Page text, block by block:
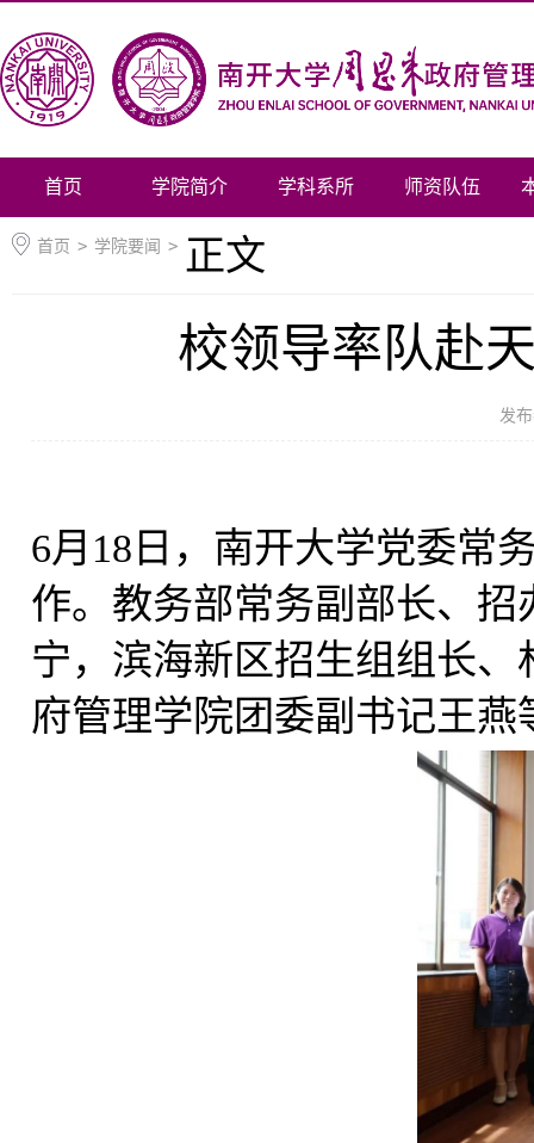
首页 学院简介 学科系所 师资队伍
首页 > 学院要闻 > 正文
校领导率队赴
发
6月 18 日，南开大学党委常
作。教务部常务副部长、
宁，滨海新区招生组组长
府管理学院团委副书记王